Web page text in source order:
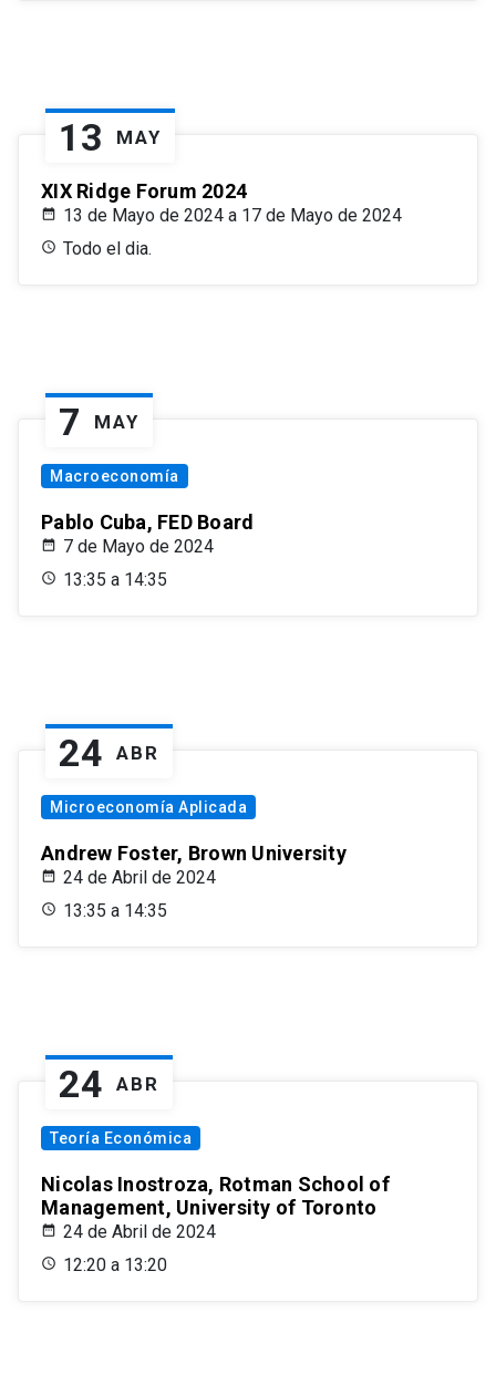
13 MAY
XIX Ridge Forum 2024
13 de Mayo de 2024 a 17 de Mayo de 2024
Todo el dia.
7 MAY
Macroeconomía
Pablo Cuba, FED Board
7 de Mayo de 2024
13:35 a 14:35
24 ABR
Microeconomía Aplicada
Andrew Foster, Brown University
24 de Abril de 2024
13:35 a 14:35
24 ABR
Teoría Económica
Nicolas Inostroza, Rotman School of
Management, University of Toronto
24 de Abril de 2024
12:20 a 13:20